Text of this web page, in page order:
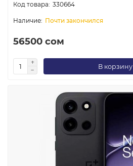
330664
Почти закончился
56500 сом
В корзину